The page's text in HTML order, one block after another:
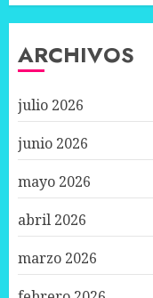
ARCHIVOS
julio 2026
junio 2026
mayo 2026
abril 2026
marzo 2026